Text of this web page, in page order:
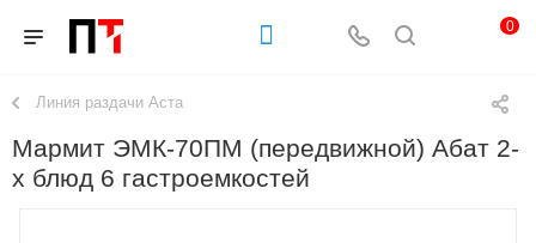
0
Линия раздачи Аста
Мармит ЭМК-70ПМ (передвижной) Абат 2-
х блюд 6 гастроемкостей